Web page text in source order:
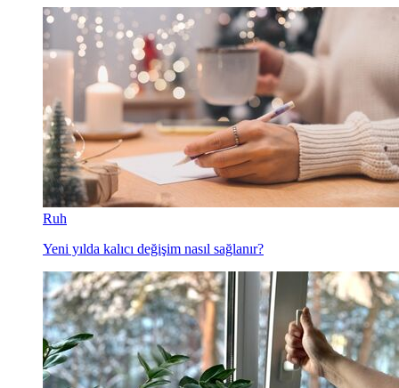
Ruh
Yeni yılda kalıcı değişim nasıl sağlanır?